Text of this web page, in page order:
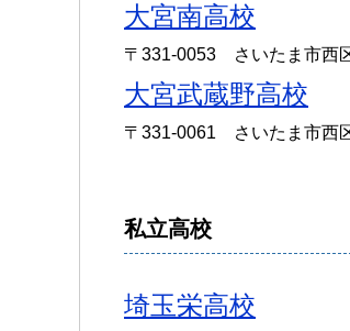
大宮南高校
〒331-0053 さいたま市西
大宮武蔵野高校
〒331-0061 さいたま市西
私立高校
埼玉栄高校